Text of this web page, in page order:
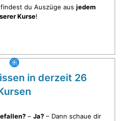
du Auszüge aus jedem
Kurse!
in derzeit 26
– Ja? – Dann schaue dir